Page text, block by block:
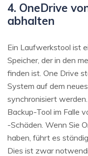
4. OneDrive
abhalten
Ein Laufwerkstool ist
Speicher, der in den
finden ist. One Drive
System auf dem
synchronisiert
Backup-Tool im Falle
-Schäden. Wenn Sie
haben, führt es
Dies ist zwar